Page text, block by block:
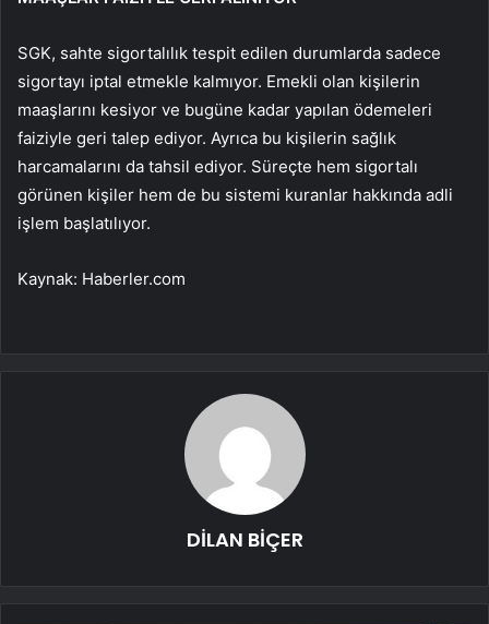
SGK, sahte sigortalılık tespit edilen durumlarda sadece
sigortayı iptal etmekle kalmıyor. Emekli olan kişilerin
maaşlarını kesiyor ve bugüne kadar yapılan ödemeleri
faiziyle geri talep ediyor. Ayrıca bu kişilerin sağlık
harcamalarını da tahsil ediyor. Süreçte hem sigortalı
görünen kişiler hem de bu sistemi kuranlar hakkında adli
işlem başlatılıyor.
Kaynak: Haberler.com
DİLAN BİÇER